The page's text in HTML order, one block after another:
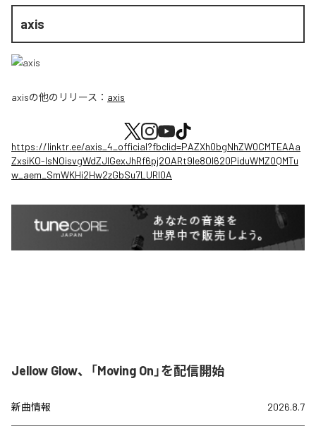
axis
axisの他のリリース： axis
https://linktr.ee/axis_4_official?fbclid=PAZXh0bgNhZW0CMTEAAa
ZxsiKO-IsNOisvgWdZJIGexJhRf6pj2OARt9le8OI620PiduWMZ0QMTu
w_aem_SmWKHi2Hw2zGbSu7LURI0A
Jellow Glow、「Moving On」を配信開始
新曲情報 2026.8.7